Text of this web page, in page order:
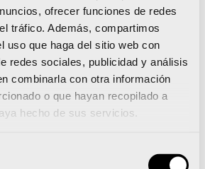
ofrecer funciones de redes
tráfico. Además, compartimos
uso que haga del sitio web con
redes sociales, publicidad y análisis
combinarla con otra información
o que hayan recopilado a
hecho de sus servicios.
más importante, la de
cita de este fin de semana para
Bastante más lejos, en Canadá, el
mundial,Ricardo Ten
y Maurice Echkard (Categoría
rodar en una nueva Copa del
paralímpico. Hoy tendrá lugar la